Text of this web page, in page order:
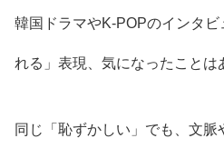
韓国ドラマやK-POPのインタ
れる」表現、気になったことは
同じ「恥ずかしい」でも、文脈